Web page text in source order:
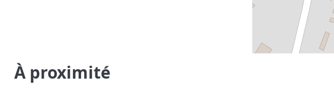
À proximité